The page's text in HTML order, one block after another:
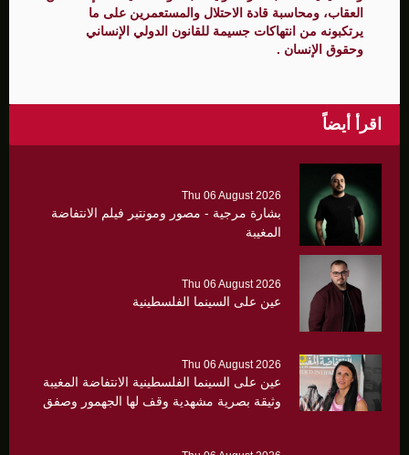
العقاب، ومحاسبة قادة الاحتلال والمستعمرين على ما
يرتكبونه من انتهاكات جسيمة للقانون الدولي الإنساني
وحقوق الإنسان .
اقرأ أيضاً
Thu 06 August 2026
بشارة مرجية - مصور ومونتير فيلم الانتفاضة
المغيبة
Thu 06 August 2026
عين على السينما الفلسطينية
Thu 06 August 2026
عين على السينما الفلسطينية الانتفاضة المغيبة
وثيقة بصرية مشهدية وقف لها الجهمور وصفق